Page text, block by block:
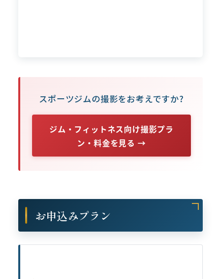
スポーツジムの撮影をお考えですか?
ジム・フィットネス向け撮影プラ
ン・料金を見る →
お申込みプラン